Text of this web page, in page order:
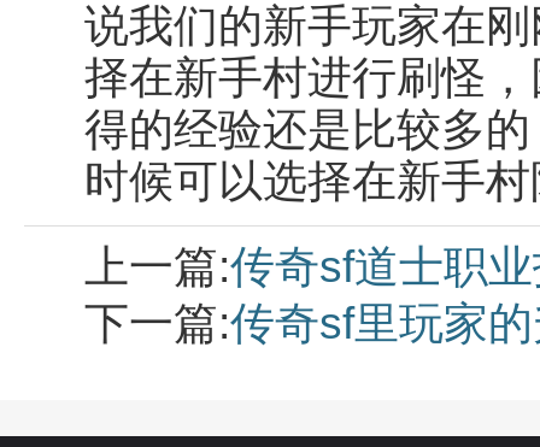
说我们的新手玩家在
择在新手村进行刷怪
得的经验还是比较多
时候可以选择在新手
上一篇:传奇sf道士职
下一篇:传奇sf里玩家